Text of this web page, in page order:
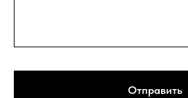
Отправить